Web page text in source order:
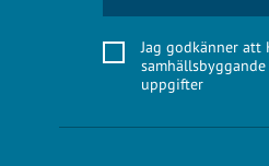
Jag godkänner att
uppgifter